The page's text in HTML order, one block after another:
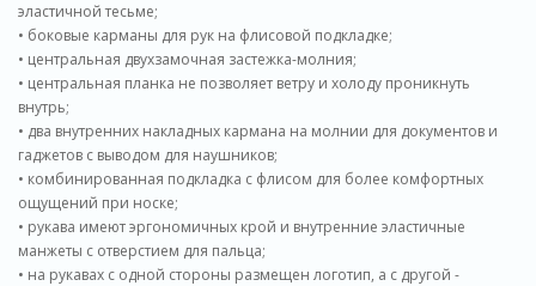
эластичной тесьме;
• боковые карманы для рук на флисовой подкладке;
• центральная двухзамочная застежка-молния;
• центральная планка не позволяет ветру и холоду проникнуть
внутрь;
• два внутренних накладных кармана на молнии для документов и
гаджетов с выводом для наушников;
• комбинированная подкладка с флисом для более комфортных
ощущений при носке;
• рукава имеют эргономичных крой и внутренние эластичные
манжеты с отверстием для пальца;
• на рукавах с одной стороны размещен логотип, а с другой -